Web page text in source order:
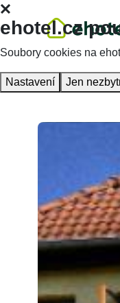
Hlavní stránka
ehotel.cz
Soubory cookies na
Nastavení Jen